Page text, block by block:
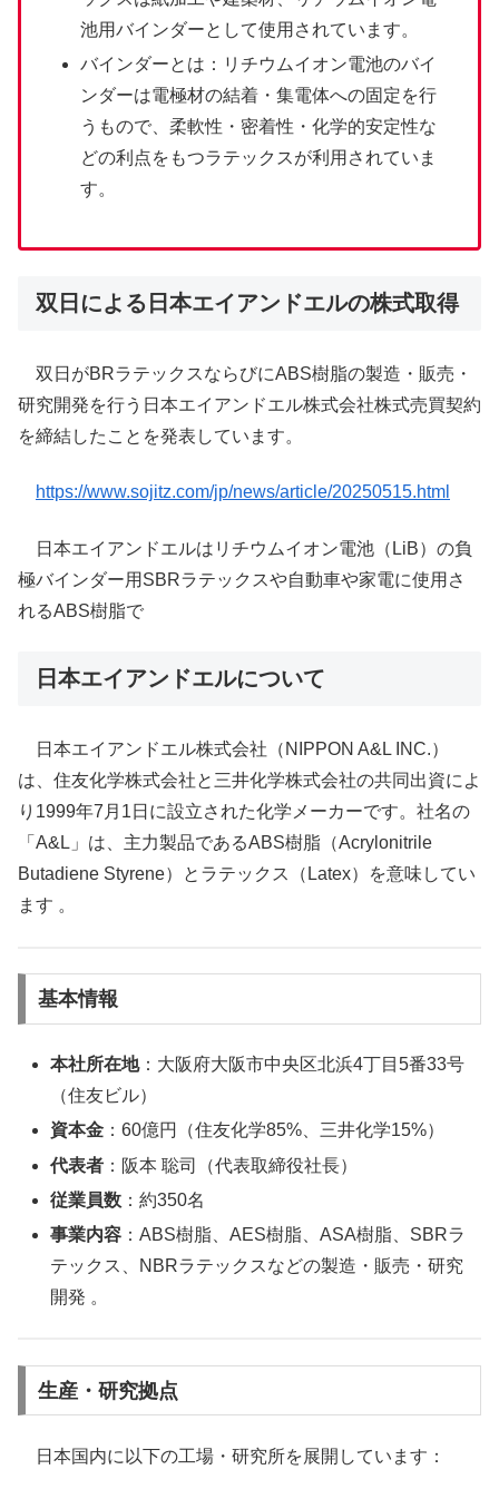
池用バインダーとして使用されています。
バインダーとは：リチウムイオン電池のバイ
ンダーは電極材の結着・集電体への固定を行
うもので、柔軟性・密着性・化学的安定性な
どの利点をもつラテックスが利用されていま
す。
双日による日本エイアンドエルの株式取得
双日がBRラテックスならびにABS樹脂の製造・販売・
研究開発を行う日本エイアンドエル株式会社株式売買契約
を締結したことを発表しています。
https://www.sojitz.com/jp/news/article/20250515.html
日本エイアンドエルはリチウムイオン電池（LiB）の負
極バインダー用SBRラテックスや自動車や家電に使用さ
れるABS樹脂で
日本エイアンドエルについて
日本エイアンドエル株式会社（NIPPON A&L INC.）
は、住友化学株式会社と三井化学株式会社の共同出資によ
り1999年7月1日に設立された化学メーカーです。社名の
「A&L」は、主力製品であるABS樹脂（Acrylonitrile
Butadiene Styrene）とラテックス（Latex）を意味してい
ます 。
基本情報
本社所在地：大阪府大阪市中央区北浜4丁目5番33号
（住友ビル）
資本金 ：60億円（住友化学85%、三井化学15%）
代表者 ：阪本 聡司（代表取締役社長）
従業員数 ：約350名
事業内容 ：ABS樹脂、AES樹脂、ASA樹脂、SBRラ
テックス、NBRラテックスなどの製造・販売・研究
開発 。
生産・研究拠点
日本国内に以下の工場・研究所を展開しています：